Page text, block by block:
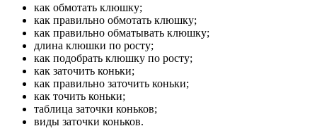
как обмотать клюшку;
как правильно обмотать клюшку;
как правильно обматывать клюшку;
длина клюшки по росту;
как подобрать клюшку по росту;
как заточить коньки;
как правильно заточить коньки;
как точить коньки;
таблица заточки коньков;
виды заточки коньков.